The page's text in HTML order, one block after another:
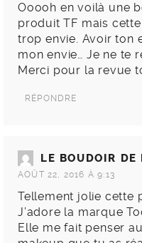
Ooooh en voilà une
produit TF mais
trop envie. Avoir ton
mon envie… Je ne te
Merci pour la revue
RÉPONDRE
LE BOUDOIR DE
AOÛT 22, 2016 À 9:13
Tellement jolie cette
J’adore la marque
Elle me fait penser